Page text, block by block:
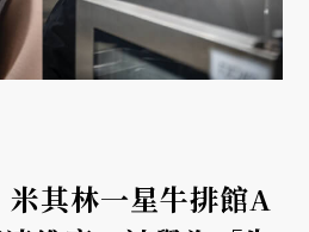
其林一星牛排館A